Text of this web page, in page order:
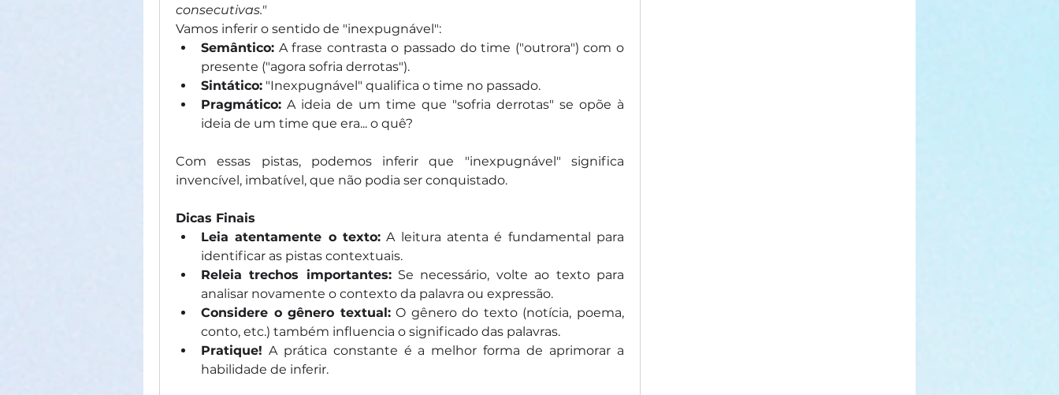
consecutivas."
Vamos inferir o sentido de "inexpugnável":
Semântico: A frase contrasta o passado do time ("outrora") com o
presente ("agora sofria derrotas").
Sintático: "Inexpugnável" qualifica o time no passado.
Pragmático: A ideia de um time que "sofria derrotas" se opõe à
ideia de um time que era... o quê?
Com essas pistas, podemos inferir que "inexpugnável" significa
invencível, imbatível, que não podia ser conquistado.
Dicas Finais
Leia atentamente o texto: A leitura atenta é fundamental para
identificar as pistas contextuais.
Releia trechos importantes: Se necessário, volte ao texto para
analisar novamente o contexto da palavra ou expressão.
Considere o gênero textual: O gênero do texto (notícia, poema,
conto, etc.) também influencia o significado das palavras.
Pratique! A prática constante é a melhor forma de aprimorar a
habilidade de inferir.